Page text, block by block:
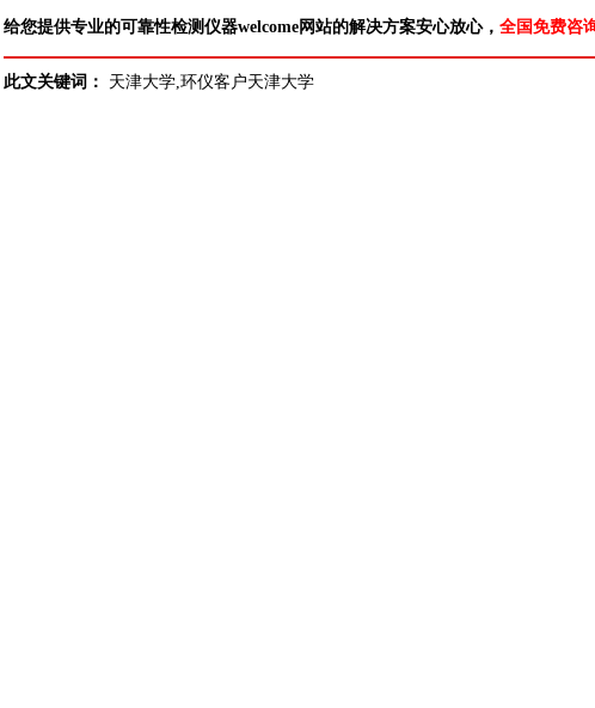
给您提供专业的可靠性检测仪器welcome网站的解决方案安心放心， 全国免费咨
此文关键词： 天津大学,环仪客户天津大学